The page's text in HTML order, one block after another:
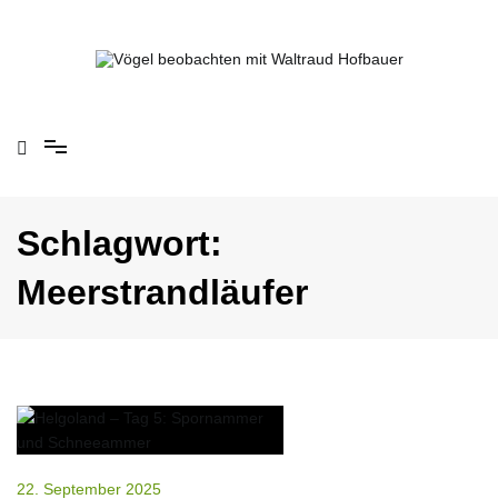
Schlagwort:
Meerstrandläufer
22. September 2025